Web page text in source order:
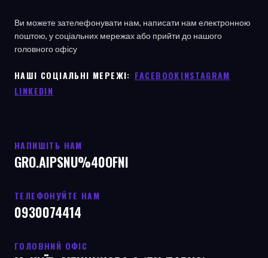
Ви можете зателефонувати нам, написати нам електронною
поштою, у соціальних мережах або прийти до нашого
головного офісу
НАШІ СОЦІАЛЬНІ МЕРЕЖІ: ㅤ FACEBOOKINSTAGRAM
LINKEDIN
НАПИШІТЬ НАМ
GRO.AIPSNU%40OFNI
ТЕЛЕФОНУЙТЕ НАМ
0930074414
ГОЛОВНИЙ ОФІС